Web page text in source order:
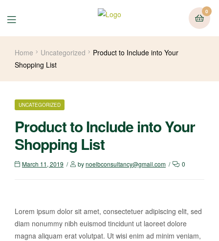
0
Home Uncategorized
Product to Include into Your
Shopping List
UNCATEGORIZED
Product to Include into Your
Shopping List
March 11, 2019 bynoelbconsultancy@gmail.com 0
Lorem ipsum dolor sit amet, consectetuer adipiscing elit, sed
diam nonummy nibh euismod tincidunt ut laoreet dolore
magna aliquam erat volutpat. Ut wisi enim ad minim veniam,